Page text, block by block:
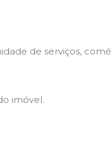
de serviços,
imóvel.